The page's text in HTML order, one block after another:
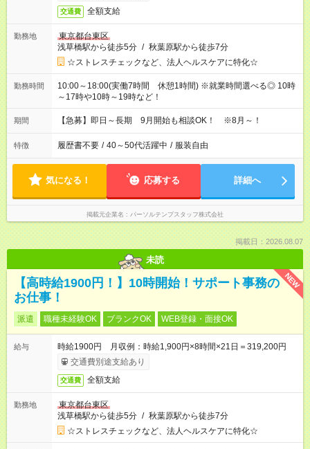
交通費 全額支給
勤務地
東京都台東区
浅草橋駅から徒歩5分 / 秋葉原駅から徒歩7分
☆ストレスチェックなど、法人ヘルスケアに特化☆
勤務時間
10:00～18:00(実働7時間 休憩1時間) ※就業時間選べる◎ 10時
～17時や10時～19時など！
期間 【急募】即日～長期 9月開始も相談OK！ ※8月～！
特徴 履歴書不要 / 40～50代活躍中 / 服装自由
気になる！ 応募する 詳細へ
掲載元企業名 パーソルテンプスタッフ株式会社
掲載日：2026.08.07
未読
NEW
【高時給1900円！】10時開始！サポート事務の
お仕事！
派遣 職種未経験OK ブランクOK WEB登録・面接OK
給与
時給1900円 月収例：時給1,900円×8時間×21日＝319,200円
交通費別途支給あり
交通費 全額支給
勤務地
東京都台東区
浅草橋駅から徒歩5分 / 秋葉原駅から徒歩7分
☆ストレスチェックなど、法人ヘルスケアに特化☆